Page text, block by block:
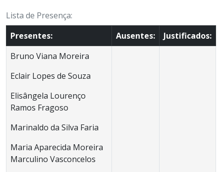
Lista de Presença:
Presentes:
Ausentes:
Justificados:
Bruno Viana Moreira
Eclair Lopes de Souza
Elisângela Lourenço
Ramos Fragoso
Marinaldo da Silva Faria
Maria Aparecida Moreira
Marculino Vasconcelos